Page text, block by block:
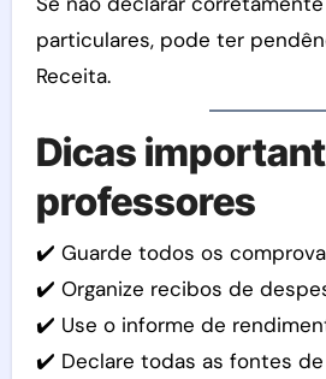
particulares, pode ter
Receita.
Dicas
professores
✔️ Guarde todos os
✔️ Organize recibos de
✔️ Use o informe de
✔️ Declare todas as fontes